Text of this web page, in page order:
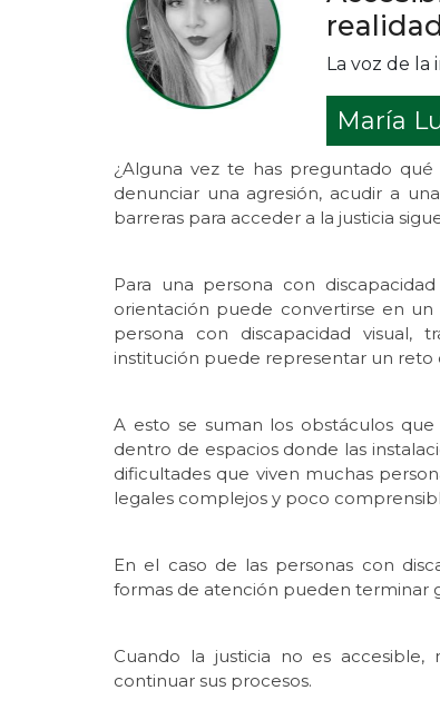
La voz de la
María
¿Alguna vez te has preguntado
denunciar una agresión, acudir a
barreras para acceder a la justicia
Para una persona con
orientación puede convertirse en
persona con discapacidad visual,
institución puede representar un reto
A esto se suman los obstáculos
dentro de espacios donde las
dificultades que viven muchas
legales complejos y poco
En el caso de las personas con
formas de atención pueden terminar
Cuando la justicia no es accesible,
continuar sus procesos.